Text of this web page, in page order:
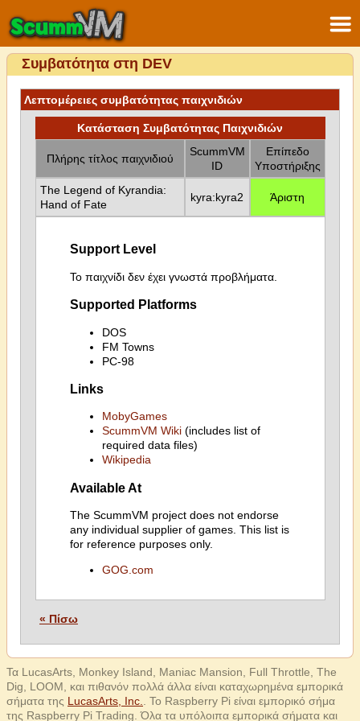
Συμβατότητα στη DEV
Λεπτομέρειες συμβατότητας παιχνιδιών
Κατάσταση Συμβατότητας Παιχνιδιών
Πλήρης τίτλος παιχνιδιού
ScummVM
ID
Επίπεδο
Υποστήριξης
The Legend of Kyrandia:
Hand of Fate
kyra:kyra2 Άριστη
Support Level
Το παιχνίδι δεν έχει γνωστά προβλήματα.
Supported Platforms
DOS
FM Towns
PC-98
Links
MobyGames
ScummVM Wiki(includes list of
required data files)
Wikipedia
Available At
The ScummVM project does not endorse
any individual supplier of games. This list is
for reference purposes only.
GOG.com
« Πίσω
Τα LucasArts, Monkey Island, Maniac Mansion, Full Throttle, The
Dig, LOOM, και πιθανόν πολλά άλλα είναι καταχωρημένα εμπορικά
σήματα της LucasArts, Inc.
. Το Raspberry Pi είναι εμπορικό σήμα
της Raspberry Pi Trading. Όλα τα υπόλοιπα εμπορικά σήματα και